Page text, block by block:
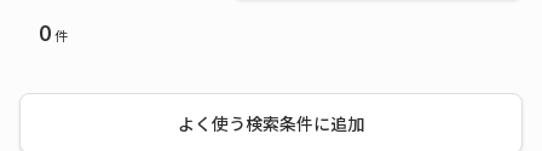
0件
よく使う検索条件に追加